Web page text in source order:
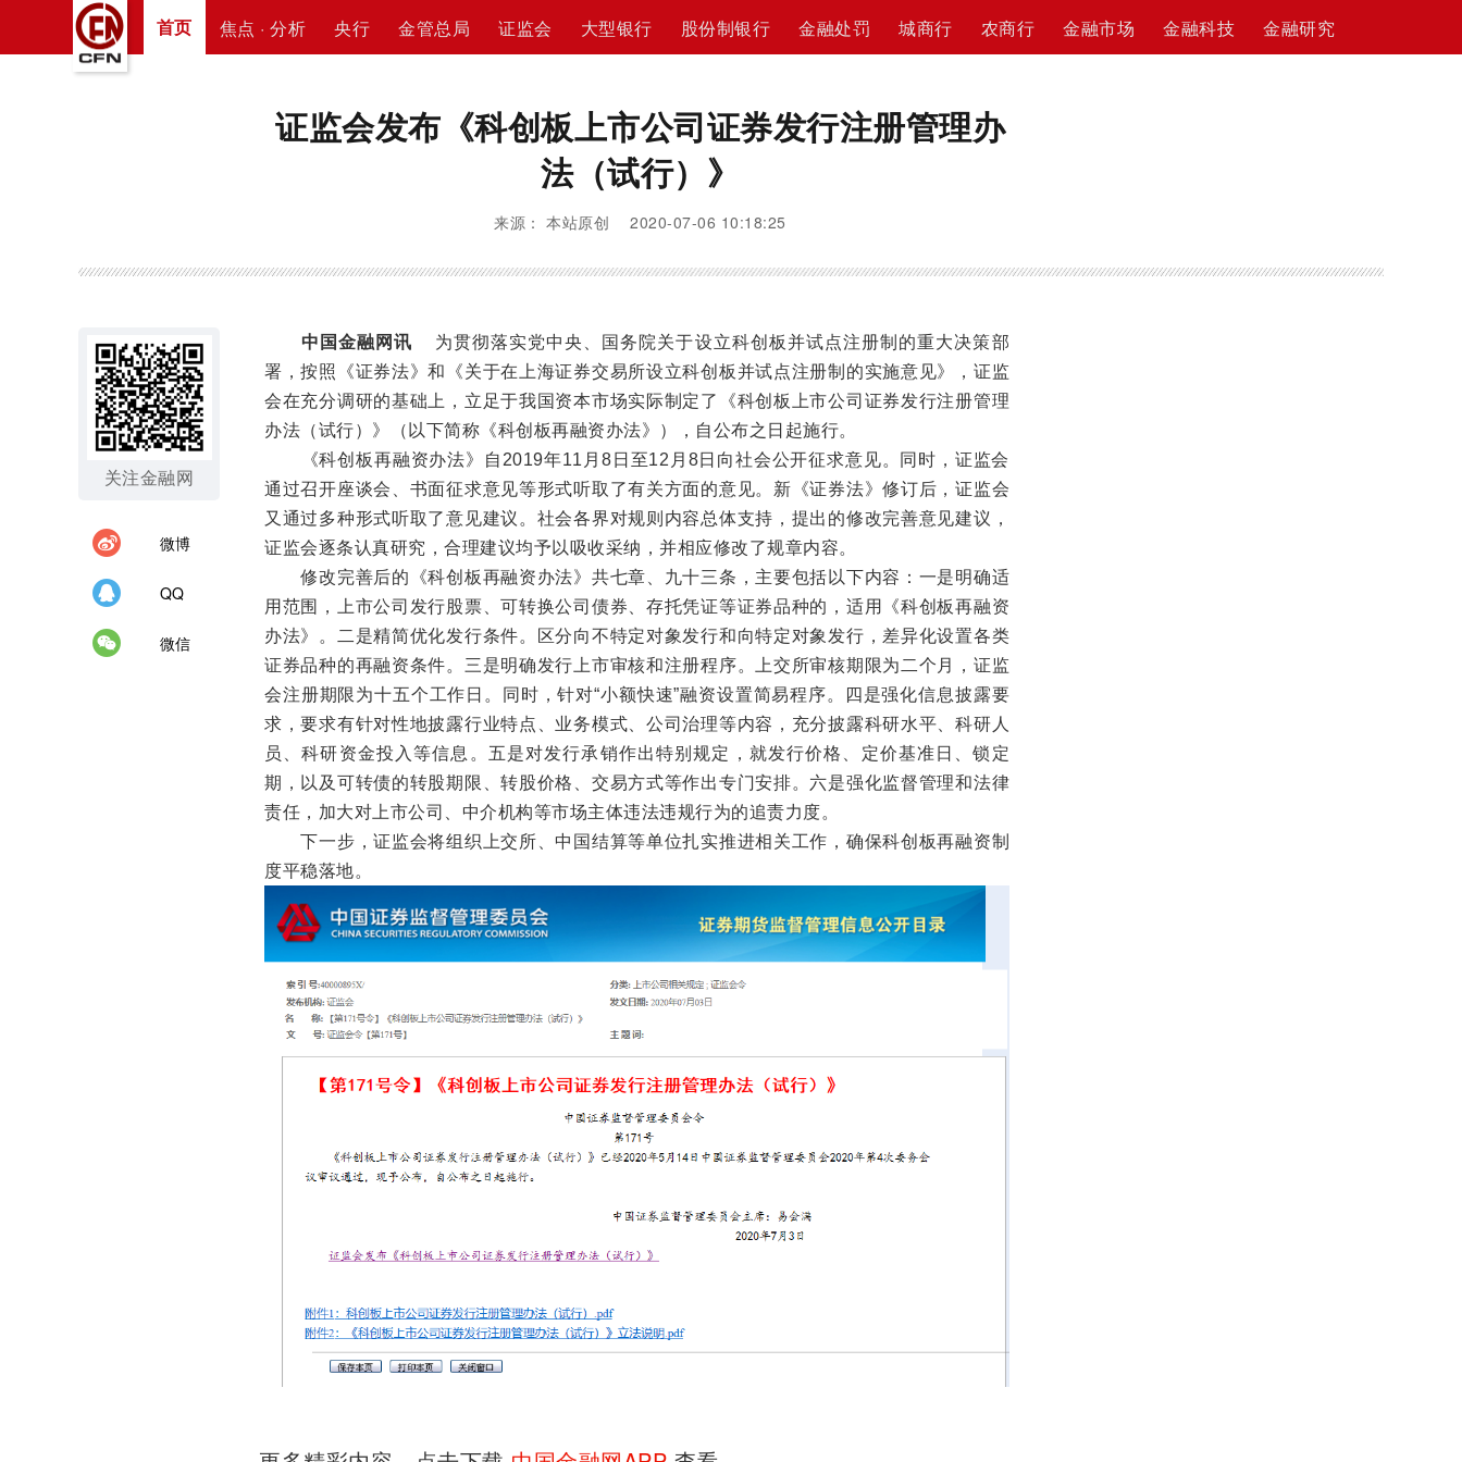
首页 焦点 · 分析 央行 金管总局 证监会 大型银行 股份制银行 金融处罚 城商行 农商行 金融市场 金融科技 金融研究
证监会发布《科创板上市公司证券发行注册管理办
法（试行）》
来源： 本站原创 2020-07-06 10:18:25
关注金融网
微博
QQ
微信
中国金融网讯 为贯彻落实党中央、国务院关于设立科创板并试点注册制的重大决策部
署，按照《证券法》和《关于在上海证券交易所设立科创板并试点注册制的实施意见》，证监
会在充分调研的基础上，立足于我国资本市场实际制定了《科创板上市公司证券发行注册管理
办法（试行）》（以下简称《科创板再融资办法》），自公布之日起施行。
《科创板再融资办法》自2019年11月8日至12月8日向社会公开征求意见。同时，证监会
通过召开座谈会、书面征求意见等形式听取了有关方面的意见。新《证券法》修订后，证监会
又通过多种形式听取了意见建议。社会各界对规则内容总体支持，提出的修改完善意见建议，
证监会逐条认真研究，合理建议均予以吸收采纳，并相应修改了规章内容。
修改完善后的《科创板再融资办法》共七章、九十三条，主要包括以下内容：一是明确适
用范围，上市公司发行股票、可转换公司债券、存托凭证等证券品种的，适用《科创板再融资
办法》。二是精简优化发行条件。区分向不特定对象发行和向特定对象发行，差异化设置各类
证券品种的再融资条件。三是明确发行上市审核和注册程序。上交所审核期限为二个月，证监
会注册期限为十五个工作日。同时，针对“小额快速”融资设置简易程序。四是强化信息披露要
求，要求有针对性地披露行业特点、业务模式、公司治理等内容，充分披露科研水平、科研人
员、科研资金投入等信息。五是对发行承销作出特别规定，就发行价格、定价基准日、锁定
期，以及可转债的转股期限、转股价格、交易方式等作出专门安排。六是强化监督管理和法律
责任，加大对上市公司、中介机构等市场主体违法违规行为的追责力度。
下一步，证监会将组织上交所、中国结算等单位扎实推进相关工作，确保科创板再融资制
度平稳落地。